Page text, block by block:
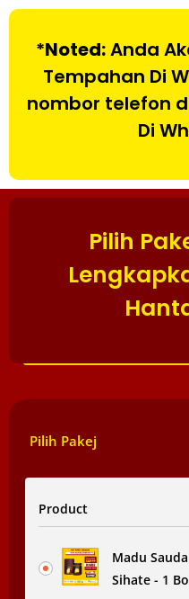
*Noted:Anda
Tempahan Di
nombor telefon
Di
Pilih
Pilih Pakej
Product
Madu Sauda
Sihate - 1